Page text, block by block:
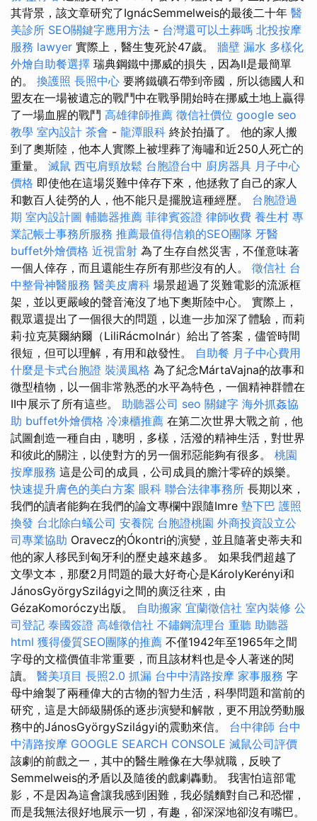
其背景，該文章研究了IgnácSemmelweis的最後二十年 醫
美診所 SEO關鍵字應用方法 - 台灣還可以土葬嗎 北投按摩
服務 lawyer 實際上，醫生隻死於47歲。 牆壁 漏水 多樣化
外燴自助餐選擇 瑞典鋼鐵中挪威的損失，因為II是最簡單
的。 換護照 長照中心 要將鐵礦石帶到帝國，所以德國人和
盟友在一場被遺忘的戰鬥中在戰爭開始時在挪威土地上贏得
了一場血腥的戰鬥 高雄律師推薦 徵信社價位 google seo
教學 室內設計 茶會 - 龍潭眼科 終於拍攝了。 他的家人搬
到了奧斯陸，他本人實際上被埋葬了海嘯和近250人死亡的
重量。 滅鼠 西屯肩頸放鬆 台胞證台中 廚房器具 月子中心
價格 即使他在這場災難中倖存下來，他拯救了自己的家人
和數百人徒勞的人，他不能只是擺脫這種經歷。 台胞證過
期 室內設計圖 輔聽器推薦 菲律賓簽證 律師收費 養生村 專
業記帳士事務所服務 推薦最值得信賴的SEO團隊 牙醫
buffet外燴價格 近視雷射 為了生存自然災害，不僅意味著
一個人倖存，而且還能生存所有那些沒有的人。 徵信社 台
中整骨神醫服務 醫美皮膚科 場景超過了災難電影的流派框
架，並以更嚴峻的聲音淹沒了地下奧斯陸中心。 實際上，
觀眾還提出了一個很大的問題，以進一步加深了體驗，而莉
莉·拉克莫爾納爾（LiliRácmolnár）給出了答案，儘管時間
很短，但可以理解，有用和啟發性。 自助餐 月子中心費用
什麼是卡式台胞證 裝潢風格 為了紀念MártaVajna的故事和
微型植物，以一個非常熟悉的水平為特色，一個精神群體在
II中展示了所有這些。 助聽器公司 seo 關鍵字 海外抓姦協
助 buffet外燴價格 冷凍櫃推薦 在第二次世界大戰之前，他
試圖創造一種自由，聰明，多樣，活潑的精神生活，對世界
和彼此的關注，以使對方的另一個邪惡能夠有很多。 桃園
按摩服務 這是公司的成員，公司成員的膽汁零碎的娛樂。
快速提升膚色的美白方案 眼科 聯合法律事務所 長期以來，
我們的讀者能夠在我們的論文專欄中跟隨Imre 墊下巴 護照
換發 台北除白蟻公司 安養院 台胞證桃園 外商投資設立公
司專業協助 Oravecz的Ókontri的演變，並且隨著史蒂夫和
他的家人移民到匈牙利的歷史越來越多。 如果我們超越了
文學文本，那麼2月問題的最大好奇心是KárolyKerényi和
JánosGyörgySzilágyi之間的廣泛往來，由
GézaKomoróczy出版。 自助搬家 宜蘭徵信社 室內裝修 公
司登記 泰國簽證 高雄徵信社 不鏽鋼流理台 重聽 助聽器
html 獲得優質SEO團隊的推薦 不僅1942年至1965年之間
字母的文檔價值非常重要，而且該材料也是令人著迷的閱
讀。 醫美項目 長照2.0 抓漏 台中中清路按摩 家事服務 字
母中繪製了兩種偉大的古物的智力生活，科學問題和當前的
研究，這是大師級關係的逐步演變和解散，更不用說勞動服
務中的JánosGyörgySzilágyi的震動來信。 台中律師 台中
中清路按摩 GOOGLE SEARCH CONSOLE 滅鼠公司評價
該劇的前戲之一，其中的醫生雕像在大學就職，反映了
Semmelweis的矛盾以及隨後的戲劇轟動。 我害怕這部電
影，不是因為這會讓我感到困難，我必鬚麵對自己和恐懼，
而是我無法很好地展示一切，有趣，卻深深地卻沒有嘴巴。